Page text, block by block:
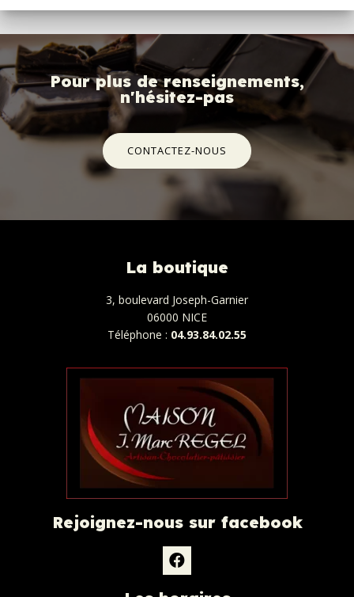
Pour plus de renseignements,
n'hésitez-pas
CONTACTEZ-NOUS
La boutique
3, boulevard Joseph-Garnier
06000 NICE
Téléphone : 04.93.84.02.55
Rejoignez-nous sur facebook